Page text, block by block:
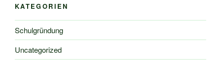
KATEGORIEN
Schulgründung
Uncategorized